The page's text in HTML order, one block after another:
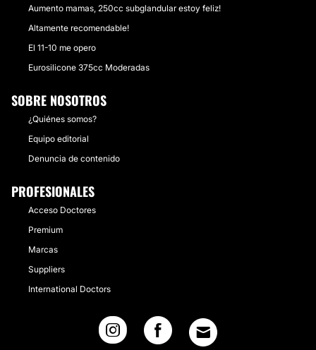
Aumento mamas, 250cc subglandular estoy feliz!
Altamente recomendable!
El 11-10 me opero
Eurosilicone 375cc Moderadas
SOBRE NOSOTROS
¿Quiénes somos?
Equipo editorial
Denuncia de contenido
PROFESIONALES
Acceso Doctores
Premium
Marcas
Suppliers
International Doctors